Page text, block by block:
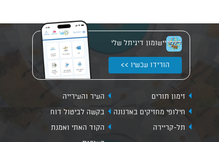
יישומון דיגיתל שלי
הורידו עכשיו >>
זימון תורים
העיר והעירייה
חילופי מחזיקים בארנונה
בקשה לביטול דוח
תל-קריירה
הקוד האתי ואמנת